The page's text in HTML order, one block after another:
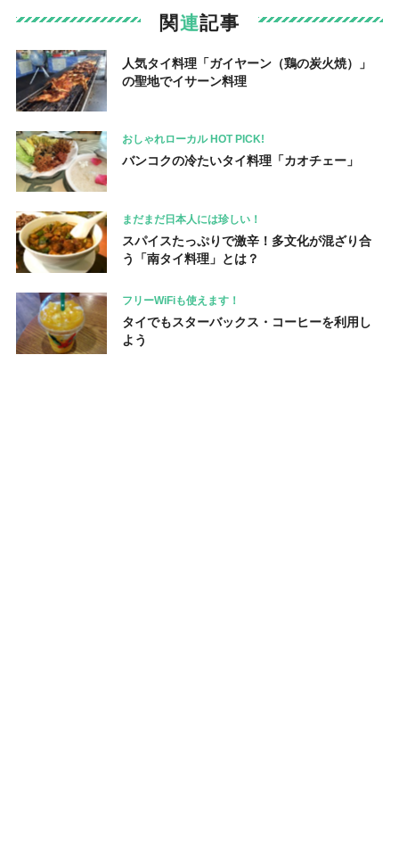
関連記事
人気タイ料理「ガイヤーン（鶏の炭火焼）」
の聖地でイサーン料理
おしゃれローカル HOT PICK!
バンコクの冷たいタイ料理「カオチェー」
まだまだ日本人には珍しい！
スパイスたっぷりで激辛！多文化が混ざり合
う「南タイ料理」とは？
フリーWiFiも使えます！
タイでもスターバックス・コーヒーを利用し
よう